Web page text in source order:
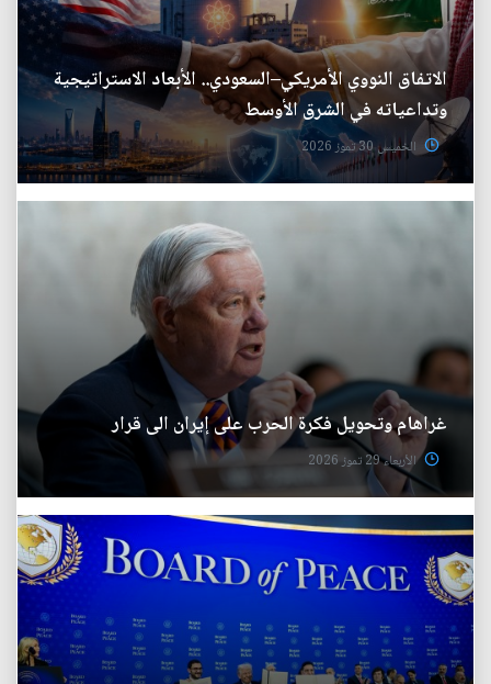
الاتفاق النووي الأمريكي–السعودي.. الأبعاد الاستراتيجية
وتداعياته في الشرق الأوسط
الخميس 30 تموز 2026
غراهام وتحويل فكرة الحرب على إيران الى قرار
الأربعاء 29 تموز 2026